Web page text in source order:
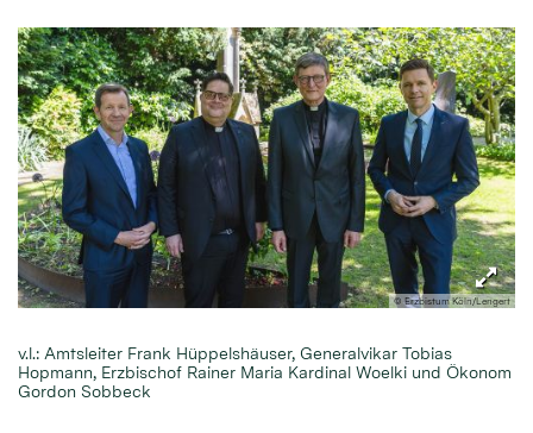
© Erzbistum Köln/Lengert
v.l.: Amtsleiter Frank Hüppelshäuser, Generalvikar Tobias
Hopmann, Erzbischof Rainer Maria Kardinal Woelki und Ökonom
Gordon Sobbeck